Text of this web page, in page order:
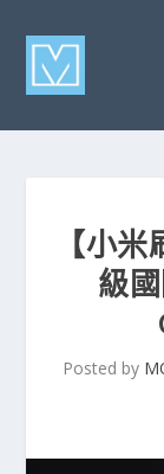
【小
級
Posted by